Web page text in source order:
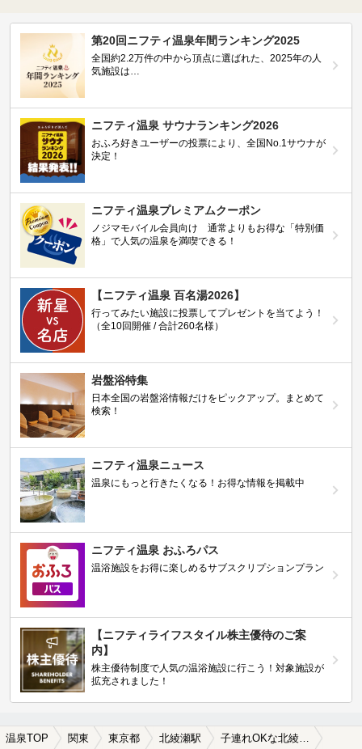
第20回ニフティ温泉年間ランキング2025
全国約2.2万件の中から頂点に選ばれた、2025年の人
気施設は…
ニフティ温泉 サウナランキング2026
おふろ好きユーザーの投票により、全国No.1サウナが
決定！
ニフティ温泉プレミアムクーポン
ノジマモバイル会員向け 通常よりもお得な「特別価
格」で人気の温泉を満喫できる！
【ニフティ温泉 百名湯2026】
行ってみたい施設に投票してプレゼントを当てよう！
（全10回開催 / 合計260名様）
岩盤浴特集
日本全国の岩盤浴情報だけをピックアップ。まとめて
検索！
ニフティ温泉ニュース
温泉にもっと行きたくなる！お得な情報を掲載中
ニフティ温泉 おふろパス
温浴施設をお得に楽しめるサブスクリプションプラン
【ニフティライフスタイル株主優待のご案
内】
株主優待制度で人気の温浴施設に行こう！対象施設が
拡充されました！
温泉TOP 関東 東京都 北綾瀬駅 子連れOKな北綾瀬駅近くの温泉、日帰り温泉、スーパー銭湯おすすめ